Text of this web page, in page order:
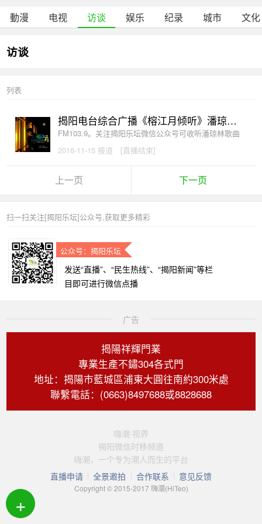
動漫 电视 访谈 娱乐 纪录 城市 文化
访谈
列表
揭阳电台综合广播《榕江月倾听》潘琼林专访
FM103.9。关注揭阳乐坛微信公众号可收听潘琼林歌曲
2016-11-15 报道
[直播结束]
上一页 下一页
扫一扫关注[揭阳乐坛]公众号,获取更多精彩
公众号：揭阳乐坛
发送“直播”、“民生热线”、“揭阳新闻”等栏
目即可进行微信点播
广告
揭陽祥輝門業
專業生產不鏽304各式門
地址：揭陽市藍城區浦東大圓往南約300米處
聯繫電話：(0663)8497688或8828688
嗨潮·视界
揭阳微信时移频道
嗨潮，一个专为潮人而生的平台
直播申请
全景邀拍 合作联系 意见反馈
Copyright © 2015-2017 嗨潮(HiTeo)
+